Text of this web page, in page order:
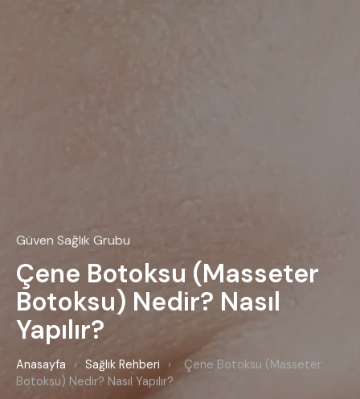
Güven Sağlık Grubu
Çene Botoksu (Masseter
Botoksu) Nedir? Nasıl
Yapılır?
Anasayfa › Sağlık Rehberi ›
Çene Botoksu (Masseter
Botoksu) Nedir? Nasıl Yapılır?